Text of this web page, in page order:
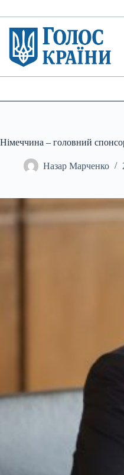
до
вмісту
Німеччина – головний
Назар Марченко